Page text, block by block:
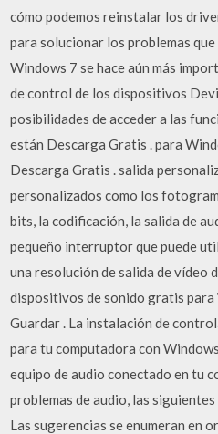
cómo podemos reinstalar los
para solucionar los problemas
Windows 7 se hace aún más
de control de los dispositivos
posibilidades de acceder a las
están Descarga Gratis . para
Descarga Gratis . salida
personalizados como los
bits, la codificación, la salida de
pequeño interruptor que puede
una resolución de salida de vídeo
dispositivos de sonido gratis para
Guardar . La instalación de
para tu computadora con
equipo de audio conectado en tu
problemas de audio, las
Las sugerencias se enumeran en